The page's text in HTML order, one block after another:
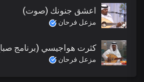
اعشق جنونك (صوت)
مزعل فرحان
كثرت هواجيسي (برنامج
مزعل فرحان